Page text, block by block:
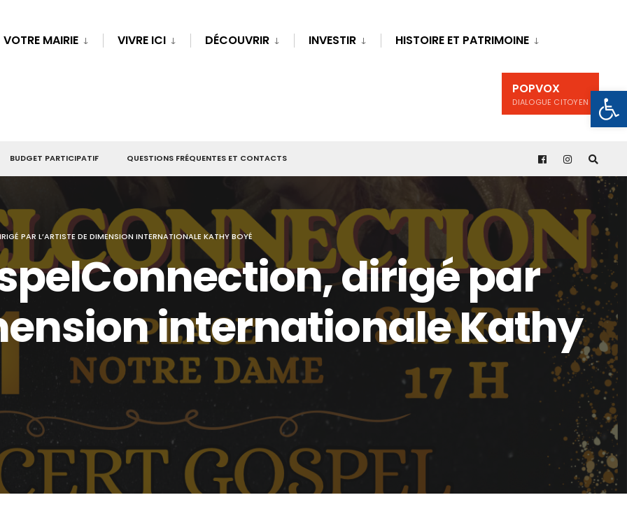
VOTRE MAIRIE VIVRE ICI DÉCOUVRIR INVESTIR HISTOIRE ET PATRIMOINE
POPVOX
DIALOGUE CITOYEN
BUDGET PARTICIPATIF QUESTIONS FRÉQUENTES ET CONTACTS
PAR L’ARTISTE DE DIMENSION INTERNATIONALE KATHY BOYÉ
dirigé par
internationale Kathy